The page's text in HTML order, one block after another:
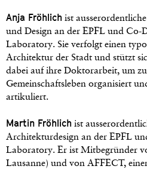
Anja Fröhlich ist
und Design an der EPFL und Co-
Laboratory. Sie verfolgt einen
Architektur der Stadt und stützt
dabei auf ihre Doktorarbeit, um
Gemeinschaftsleben organisiert
artikuliert.
Martin Fröhlich ist
Architekturdesign an der EPFL
Laboratory. Er ist Mitbegründer
Lausanne) und von AFFECT,